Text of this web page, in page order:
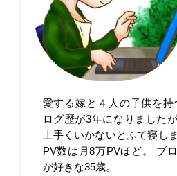
愛する嫁と４人の子供を持
ログ歴が3年になりました
上手くいかないとふて寝し
PV数は月8万PVほど。 ブ
が好きな35歳。